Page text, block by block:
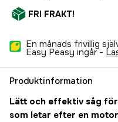
FRI FRAKT!
En månads frivillig
Easy Peasy ingår -
Produktinformation
Lätt och effektiv såg
som letar efter en